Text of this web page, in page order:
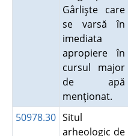
Gârlişte care
se varsă în
imediata
apropiere în
cursul major
de apă
menţionat.
50978.30 Situl
arheologic de